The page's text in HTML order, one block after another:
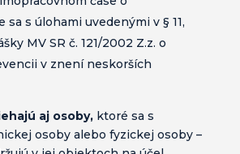
sa s úlohami uvedenými v § 11,
MV SR č. 121/2002 Z.z. o
v znení neskorších
aj osoby,ktoré sa s
osoby alebo fyzickej osoby –